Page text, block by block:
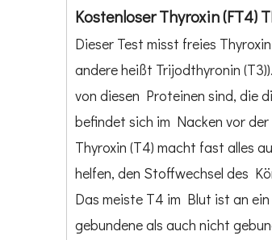
Kostenloser Thyroxin (FT4)
Dieser Test misst freies
andere heißt Trijodthyronin
von diesen Proteinen sind, die
befindet sich im Nacken vor
Thyroxin (T4) macht fast alles
helfen, den Stoffwechsel des
Das meiste T4 im Blut ist an
gebundene als auch nicht